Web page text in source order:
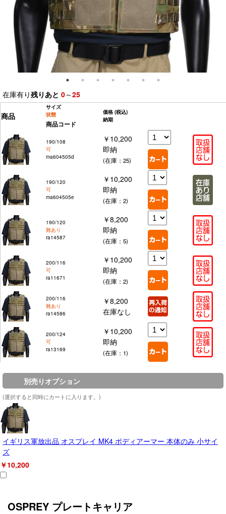
在庫有り残りあと 0～25
商品
サイズ
状態
商品コード
価格 (税込)
納期
190/108
可
ma604505d
￥10,200
即納
(在庫：25)
190/120
可
ma604505e
￥10,200
即納
(在庫：2)
190/120
難あり
ra14587
￥8,200
即納
(在庫：5)
200/116
可
ra11671
￥10,200
即納
(在庫：2)
200/116
難あり
ra14586
￥8,200
在庫なし
200/124
可
ra13169
￥10,200
即納
(在庫：1)
別売りオプション
(選択すると同時にカートに入ります。)
イギリス軍放出品 オスプレイ MK4 ボディアーマー 本体のみ 小サイ
ズ
￥10,200
OSPREY プレートキャリア